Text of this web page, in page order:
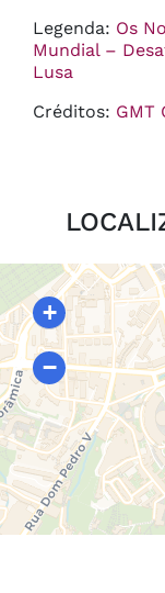
Legenda: Os
Mundial –
Lusa
Créditos: GMT
+
−